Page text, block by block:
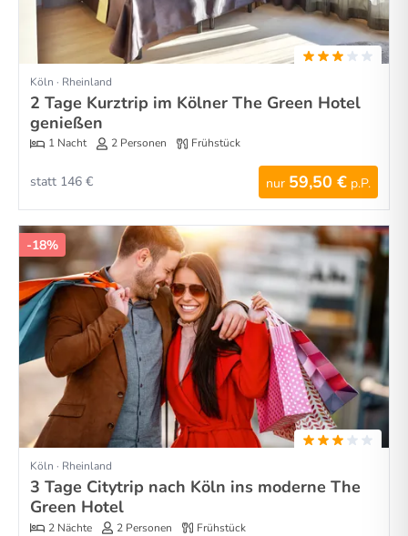
Köln · Rheinland
2 Tage Kurztrip im Kölner The Green Hotel
genießen
1 Nacht 2 Personen Frühstück
nur 59,50 € p.P.
statt 146 €
-18%
Köln · Rheinland
3 Tage Citytrip nach Köln ins moderne The
Green Hotel
2 Nächte 2 Personen Frühstück